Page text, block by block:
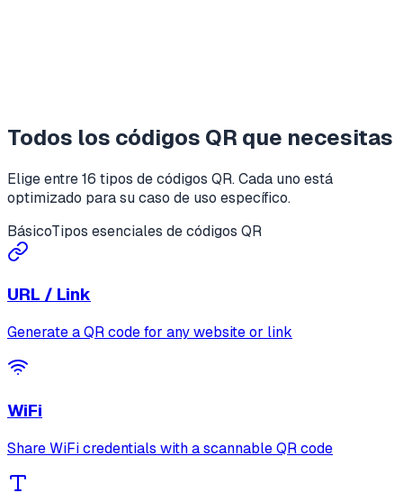
Todos los códigos QR que necesitas
Elige entre 16 tipos de códigos QR. Cada uno está
optimizado para su caso de uso específico.
BásicoTipos esenciales de códigos QR
URL / Link
Generate a QR code for any website or link
WiFi
Share WiFi credentials with a scannable QR code